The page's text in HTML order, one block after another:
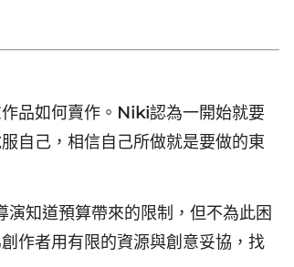
品如何賣作。 Niki認為一開始就要
自己，相信自己所做就是要做的東
知道預算帶來的限制，但不為此困
作者用有限的資源與創意妥協，找